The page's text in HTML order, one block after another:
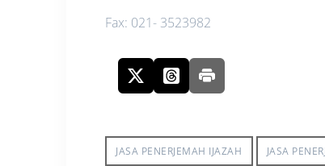
Fax: 021- 3523982
JASA PENERJEMAH IJAZAH JASA